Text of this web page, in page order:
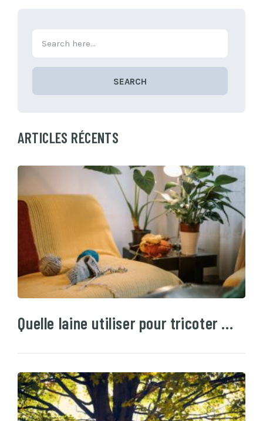
SEARCH
ARTICLES RÉCENTS
Quelle laine utiliser pour tricoter …